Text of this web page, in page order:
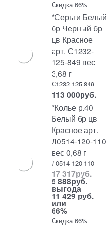
Скидка 66%
*Серьги Белый
бр Черный бр
цв Красное
арт. С1232-
125-849 вес
3,68 г
С1232-125-849
113 000руб.
*Колье р.40
Белый бр цв
Красное арт.
Л0514-120-110
вес 0,68 г
Л0514-120-110
17 317руб.
5 888руб.
выгода
11 429 руб.
или
66%
Скидка 66%